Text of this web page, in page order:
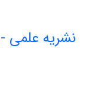
نشریه علمی